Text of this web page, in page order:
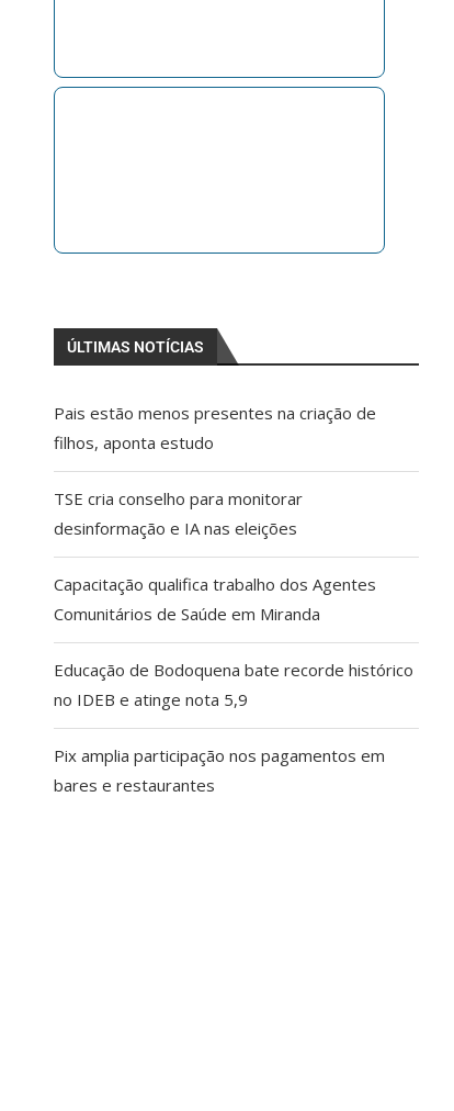
ÚLTIMAS NOTÍCIAS
Pais estão menos presentes na criação de
filhos, aponta estudo
TSE cria conselho para monitorar
desinformação e IA nas eleições
Capacitação qualifica trabalho dos Agentes
Comunitários de Saúde em Miranda
Educação de Bodoquena bate recorde histórico
no IDEB e atinge nota 5,9
Pix amplia participação nos pagamentos em
bares e restaurantes